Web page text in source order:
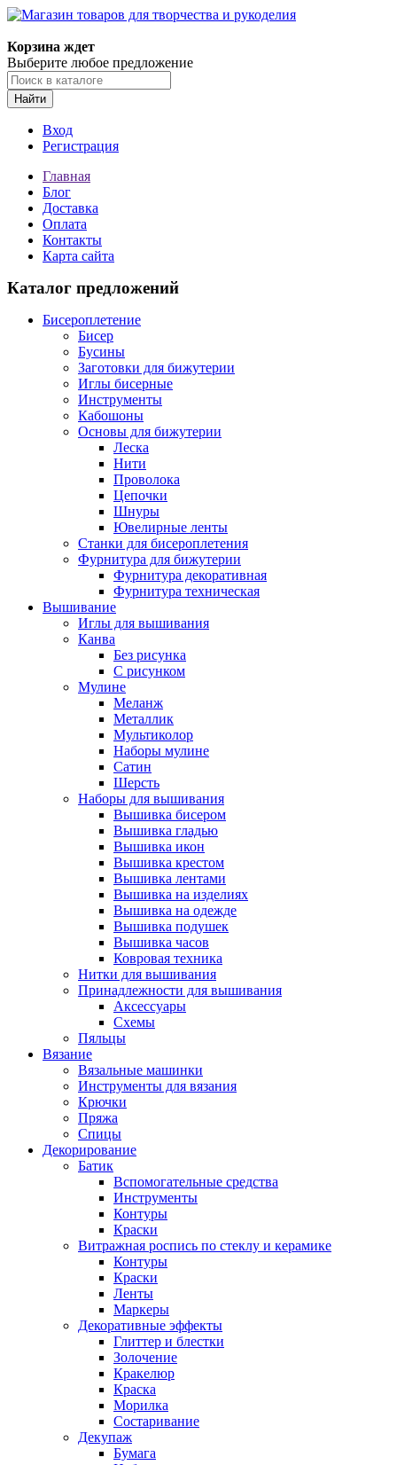
Корзина ждет
Выберите любое предложение
Найти
Вход
Регистрация
Главная
Блог
Доставка
Оплата
Контакты
Карта сайта
Каталог предложений
Бисероплетение
Бисер
Бусины
Заготовки для бижутерии
Иглы бисерные
Инструменты
Кабошоны
Основы для бижутерии
Леска
Нити
Проволока
Цепочки
Шнуры
Ювелирные ленты
Станки для бисероплетения
Фурнитура для бижутерии
Фурнитура декоративная
Фурнитура техническая
Вышивание
Иглы для вышивания
Канва
Без рисунка
С рисунком
Мулине
Меланж
Металлик
Мультиколор
Наборы мулине
Сатин
Шерсть
Наборы для вышивания
Вышивка бисером
Вышивка гладью
Вышивка икон
Вышивка крестом
Вышивка лентами
Вышивка на изделиях
Вышивка на одежде
Вышивка подушек
Вышивка часов
Ковровая техника
Нитки для вышивания
Принадлежности для вышивания
Аксессуары
Схемы
Пяльцы
Вязание
Вязальные машинки
Инструменты для вязания
Крючки
Пряжа
Спицы
Декорирование
Батик
Вспомогательные средства
Инструменты
Контуры
Краски
Витражная роспись по стеклу и керамике
Контуры
Краски
Ленты
Маркеры
Декоративные эффекты
Глиттер и блестки
Золочение
Кракелюр
Краска
Морилка
Состаривание
Декупаж
Бумага